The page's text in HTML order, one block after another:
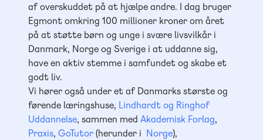
af overskuddet på at hjælpe andre. I dag bruger
Egmont omkring 100 millioner kroner om året
på at støtte børn og unge i svære livsvilkår i
Danmark, Norge og Sverige i at uddanne sig,
have en aktiv stemme i samfundet og skabe et
godt liv.
Vi hører også under et af Danmarks største og
førende læringshuse, Lindhardt og Ringhof
Uddannelse, sammen med Akademisk Forlag,
Praxis, GoTutor(herunder i Norge),